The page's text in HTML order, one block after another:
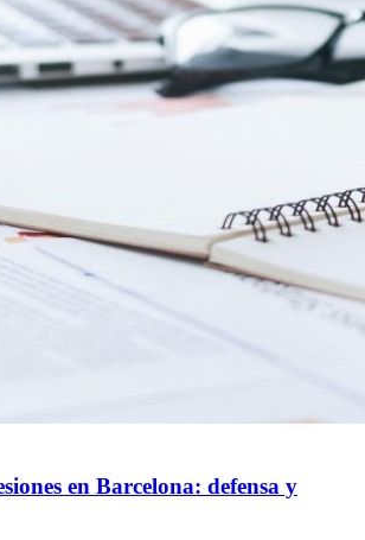
en Barcelona: defensa y